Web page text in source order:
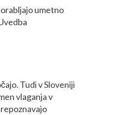
umetno
Tudi v Sloveniji
vlaganja v